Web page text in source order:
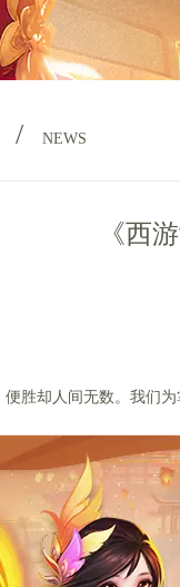
/ NEWS
《西
胜却人间无数。我们